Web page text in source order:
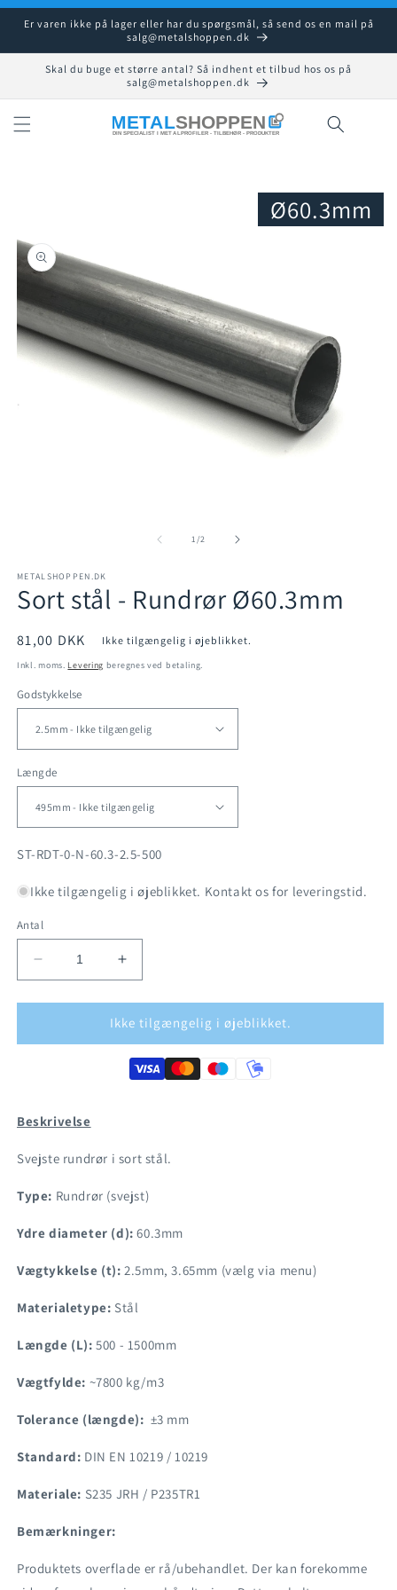
Gå til
indhold
Er varen ikke på lager eller har du spørgsmål, så send os en mail på
salg@metalshoppen.dk
Skal du buge et større antal? Så indhent et tilbud hos os på
salg@metalshoppen.dk
1/af2
Ø60.3mm
METALSHOPPEN.DK
Sort stål - Rundrør Ø60.3mm
Normalpris
81,00 DKK Ikke tilgængelig i øjeblikket.
Inkl. moms. Levering beregnes ved betaling.
Godstykkelse
Længde
SKU:
ST-RDT-0-N-60.3-2.5-500
Ikke tilgængelig i øjeblikket. Kontakt os for leveringstid.
Antal
Reducer
antallet
for
stål
Øg
antallet
for
Sort
stål
Rundrør
Ikke tilgængelig i øjeblikket.
Beskrivelse
Svejste rundrør i sort stål.
Type: Rundrør (svejst)
Ydre diameter (d): 60.3mm
Vægtykkelse (t): 2.5mm, 3.65mm (vælg via menu)
Materialetype: Stål
Længde (L): 500 - 1500mm
Vægtfylde: ~7800 kg/m3
Tolerance (længde): ±3 mm
Standard: DIN EN 10219 / 10219
Materiale: S235 JRH / P235TR1
Bemærkninger:
Produktets overflade er rå/ubehandlet. Der kan forekomme